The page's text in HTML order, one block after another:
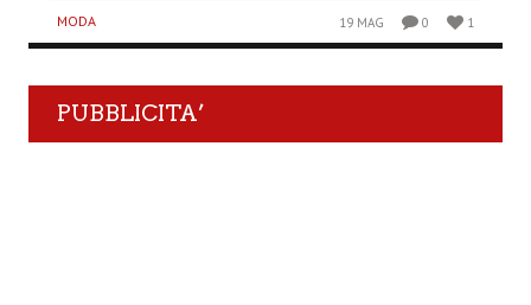
MODA 19 MAG 0 1
PUBBLICITA’